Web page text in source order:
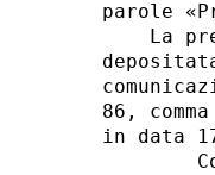
parole
La
86,
in data